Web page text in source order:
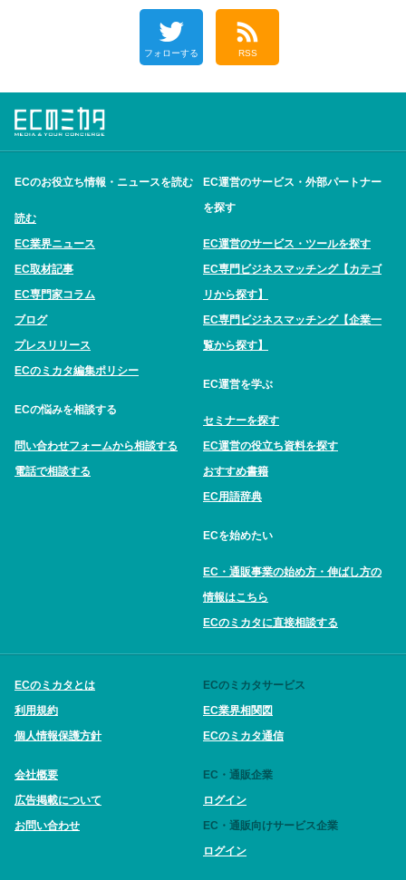
フォローする RSS
ECのお役立ち情報・ニュースを読む
読む
EC業界ニュース
EC取材記事
EC専門家コラム
ブログ
プレスリリース
ECのミカタ編集ポリシー
ECの悩みを相談する
問い合わせフォームから相談する
電話で相談する
EC運営のサービス・外部パートナー
を探す
EC運営のサービス・ツールを探す
EC専門ビジネスマッチング【カテゴ
リから探す】
EC専門ビジネスマッチング【企業一
覧から探す】
EC運営を学ぶ
セミナーを探す
EC運営の役立ち資料を探す
おすすめ書籍
EC用語辞典
ECを始めたい
EC・通販事業の始め方・伸ばし方の
情報はこちら
ECのミカタに直接相談する
ECのミカタとは
利用規約
個人情報保護方針
会社概要
広告掲載について
お問い合わせ
ECのミカタサービス
EC業界相関図
ECのミカタ通信
EC・通販企業
ログイン
EC・通販向けサービス企業
ログイン